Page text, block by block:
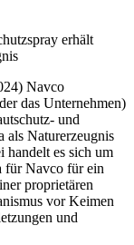
erhält
Navco
das Unternehmen)
und
als Naturerzeugnis
handelt es sich um
für Navco für ein
proprietären
vor Keimen
und